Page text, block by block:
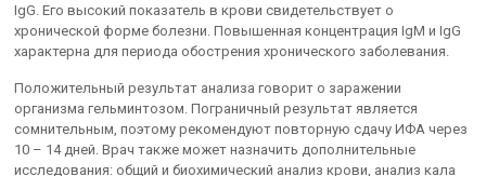
IgG. Его высокий показатель в крови свидетельствует о
хронической форме болезни. Повышенная концентрация IgM и IgG
характерна для периода обострения хронического заболевания.
Положительный результат анализа говорит о заражении
организма гельминтозом. Пограничный результат является
сомнительным, поэтому рекомендуют повторную сдачу ИФА через
10 – 14 дней. Врач также может назначить дополнительные
исследования: общий и биохимический анализ крови, анализ кала